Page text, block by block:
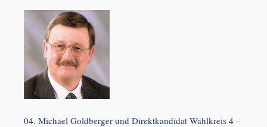
04. Michael Goldberger und Direktkandidat Wahlkreis 4 –